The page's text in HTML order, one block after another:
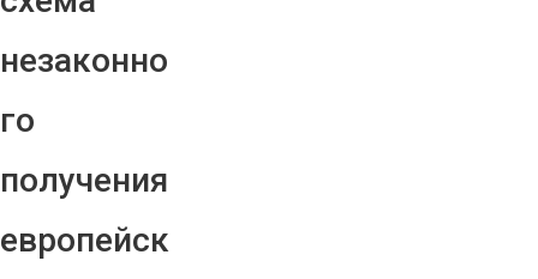
незаконно
го
получения
европейск